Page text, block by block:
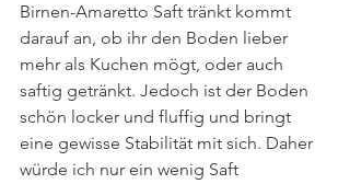
Birnen-Amaretto Saft tränkt kommt
darauf an, ob ihr den Boden lieber
mehr als Kuchen mögt, oder auch
saftig getränkt. Jedoch ist der Boden
schön locker und fluffig und bringt
eine gewisse Stabilität mit sich. Daher
würde ich nur ein wenig Saft